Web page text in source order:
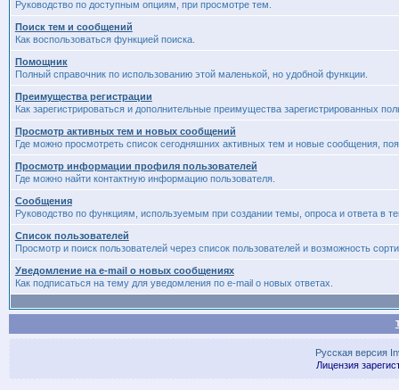
Руководство по доступным опциям, при просмотре тем.
Поиск тем и сообщений
Как воспользоваться функцией поиска.
Помощник
Полный справочник по использованию этой маленькой, но удобной функции.
Преимущества регистрации
Как зарегистрироваться и дополнительные преимущества зарегистрированных
Просмотр активных тем и новых сообщений
Где можно просмотреть список сегодняшних активных тем и новые сообщения,
Просмотр информации профиля пользователей
Где можно найти контактную информацию пользователя.
Сообщения
Руководство по функциям, используемым при создании темы, опроса и ответа в
Список пользователей
Просмотр и поиск пользователей через список пользователей и возможность
Уведомление на e-mail о новых сообщениях
Как подписаться на тему для уведомления по e-mail о новых ответах.
Русская версия
Лицензия